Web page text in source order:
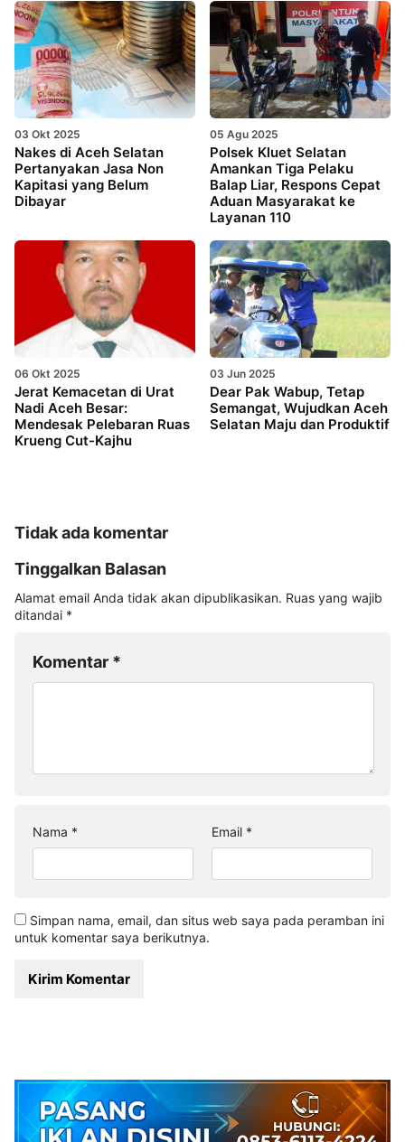
03 Okt 2025
Nakes di Aceh Selatan
Pertanyakan Jasa Non
Kapitasi yang Belum
Dibayar
05 Agu 2025
Polsek Kluet Selatan
Amankan Tiga Pelaku
Balap Liar, Respons Cepat
Aduan Masyarakat ke
Layanan 110
06 Okt 2025
Jerat Kemacetan di Urat
Nadi Aceh Besar:
Mendesak Pelebaran Ruas
Krueng Cut-Kajhu
03 Jun 2025
Dear Pak Wabup, Tetap
Semangat, Wujudkan Aceh
Selatan Maju dan Produktif
Tidak ada komentar
Tinggalkan Balasan
Alamat email Anda tidak akan dipublikasikan. Ruas yang wajib
ditandai *
Komentar *
Nama * Email *
Simpan nama, email, dan situs web saya pada peramban ini
untuk komentar saya berikutnya.